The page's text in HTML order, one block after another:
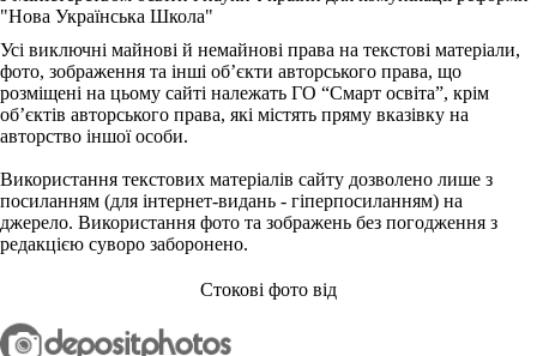
"Нова Українська Школа"
Усі виключні майнові й немайнові права на текстові матеріали,
фото, зображення та інші об’єкти авторського права, що
розміщені на цьому сайті належать ГО “Смарт освіта”, крім
об’єктів авторського права, які містять пряму вказівку на
авторство іншої особи.
Використання текстових матеріалів сайту дозволено лише з
посиланням (для інтернет-видань - гіперпосиланням) на
джерело. Використання фото та зображень без погодження з
редакцією суворо заборонено.
Стокові фото від